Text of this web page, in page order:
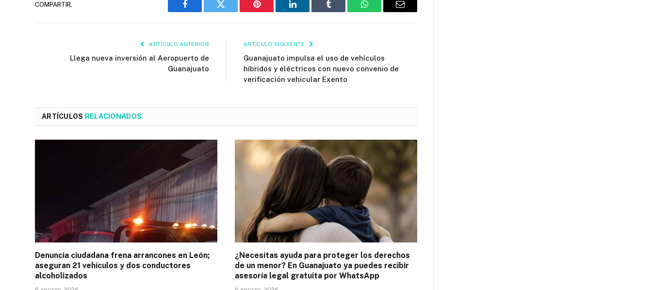
COMPARTIR.
Facebook Twitter Pinterest LinkedIn Tumblr WhatsAppEmail
ARTÍCULO ANTERIOR
Llega nueva inversión al Aeropuerto de
Guanajuato
ARTÍCULO SIGUIENTE
Guanajuato impulsa el uso de vehículos
híbridos y eléctricos con nuevo convenio de
verificación vehicular Exento
ARTÍCULOS RELACIONADOS
Denuncia ciudadana frena arrancones en León;
aseguran 21 vehículos y dos conductores
alcoholizados
¿Necesitas ayuda para proteger los derechos
de un menor? En Guanajuato ya puedes recibir
asesoría legal gratuita por WhatsApp